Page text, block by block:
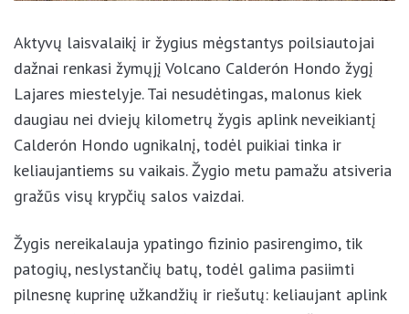
Aktyvų laisvalaikį ir žygius mėgstantys poilsiautojai
dažnai renkasi žymųjį Volcano Calderón Hondo žygį
Lajares miestelyje. Tai nesudėtingas, malonus kiek
daugiau nei dviejų kilometrų žygis aplink neveikiantį
keliaujantiems su vaikais. Žygio metu pamažu
atsiveria gražūs visų krypčių salos vaizdai.